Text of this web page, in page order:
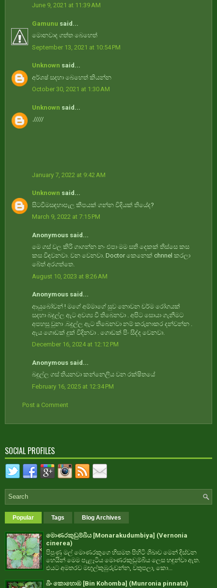
June 9, 2021 at 11:39 AM
Gamunu said...
මොනවාද ගත්ත බෙහෙත්
September 13, 2021 at 10:54 PM
Unknown said...
අර්ශෂ් සදහා බෙහෙත් කියන්න
October 30, 2021 at 1:30 AM
Unknown said...
./////
January 7, 2022 at 9:42 AM
Unknown said...
සිටවීමසඳහාපැල කීපයක් ගන්න විදියක් තියේද?
March 9, 2022 at 7:15 PM
Anonymous said...
මෙ ගස් වල කිරි ගාගන්න නං එපා මම සති දෙකක් තිස්සෙ කස
කස විඳවනවා. වන වෙනවා. Doctor කෙනෙක් chnnel කරලා
බේත් අරගත්තෙ.
August 10, 2023 at 8:26 AM
Anonymous said...
ආයුබෝවන් ! මගේ අම්මාගේ සුව නොවන චර්ම රෝගයක්
සදහා බදුල්ල ඇට අවශ්‍ය වී තිබෙනවා . අපිට සොයා ගැනීමට
අපහසු වුනා .බදුල්ල ඇට තිබෙනවා නම් කරුනාකර දන්වන්න .
ඇය ගොඩක් දුක් විදිනවා . ගොඩක් පිං සිද්ද වෙනවා.
December 16, 2024 at 12:12 PM
Anonymous said...
බදුල්ල ගස් තියනවා කන්නෙලිය වන රක්ෂිතයේ
February 16, 2025 at 12:34 PM
Post a Comment
SOCIAL PROFILES
Popular Tags Blog Archives
මොණරකුඩුම්බිය [Monarakudumbiya] (Vernonia
cinerea)
පිපුණු මල් මොණරකුගෙ හිසමත පිහිටි ශිඛාව මෙන් දිස්වන
හෙයින් මෙම පැළෑටිය මොණරකුඩුම්බිය ලෙස හඳුන්වා ඇත.
එයට අමතරව මඟුල්කුඹුරුවන්න, වතුපලා, කො...
බිං කොහොඹ [Bin Kohomba] (Munronia pinnata)